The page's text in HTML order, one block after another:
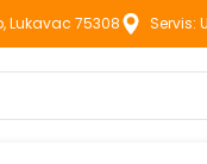
Lukavac 75308 Servis: